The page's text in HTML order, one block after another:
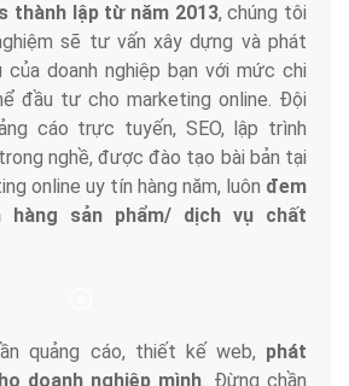
thành lập từ năm 2013, chúng tôi
sẽ tư vấn xây dựng và phát
doanh nghiệp bạn với mức chi
đầu tư cho marketing online. Đội
cáo trực tuyến, SEO, lập trình
nghề, được đào tạo bài bản tại
online uy tín hàng năm, luôn đem
hàng sản phẩm/ dịch vụ chất
quảng cáo, thiết kế web, phát
doanh nghiệp mình . Đừng chần